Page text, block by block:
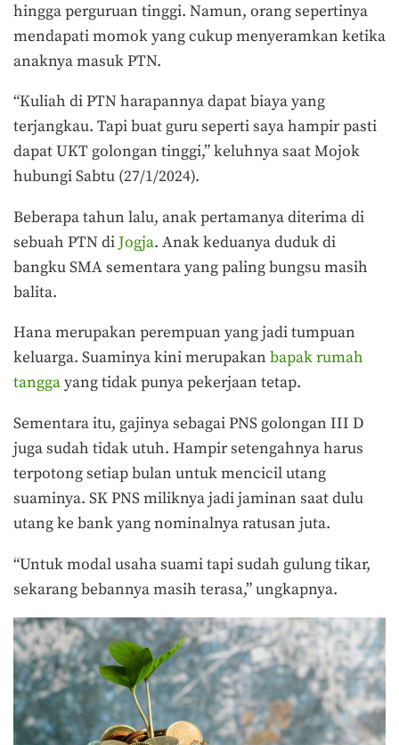
hingga perguruan tinggi. Namun, orang sepertinya
mendapati momok yang cukup menyeramkan ketika
anaknya masuk PTN.
“Kuliah di PTN harapannya dapat biaya yang
terjangkau. Tapi buat guru seperti saya hampir pasti
dapat UKT golongan tinggi,” keluhnya saat Mojok
hubungi Sabtu (27/1/2024).
Beberapa tahun lalu, anak pertamanya diterima di
sebuah PTN diJogja. Anak keduanya duduk di
bangku SMA sementara yang paling bungsu masih
balita.
Hana merupakan perempuan yang jadi tumpuan
keluarga. Suaminya kini merupakan bapak rumah
tanggayang tidak punya pekerjaan tetap.
Sementara itu, gajinya sebagai PNS golongan III D
juga sudah tidak utuh. Hampir setengahnya harus
terpotong setiap bulan untuk mencicil utang
suaminya. SK PNS miliknya jadi jaminan saat dulu
utang ke bank yang nominalnya ratusan juta.
“Untuk modal usaha suami tapi sudah gulung tikar,
sekarang bebannya masih terasa,” ungkapnya.